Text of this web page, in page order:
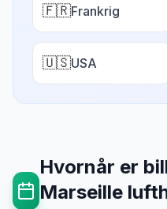
🇫🇷Frankrig
🇺🇸USA
Hvornår er
Marseille